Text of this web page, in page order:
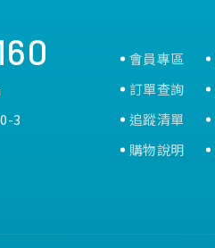
3
會員專區
訂單查詢
追蹤清單
購物說明